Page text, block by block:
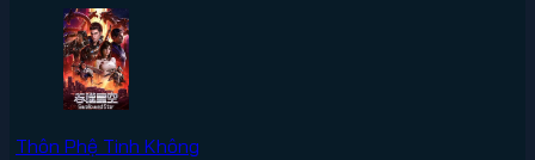
Thôn Phệ Tinh Không